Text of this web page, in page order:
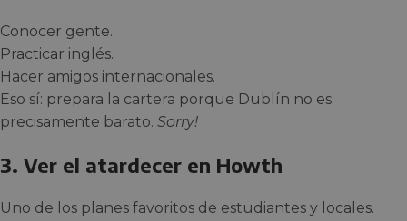
Conocer gente.
Practicar inglés.
Hacer amigos internacionales.
Eso sí: prepara la cartera porque Dublín no es
precisamente barato. Sorry!
3. Ver el atardecer en Howth
Uno de los planes favoritos de estudiantes y locales.